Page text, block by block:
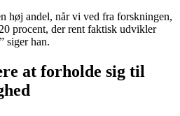
høj andel, når vi ved fra forskningen,
procent, der rent faktisk udvikler
siger han.
at forholde sig til